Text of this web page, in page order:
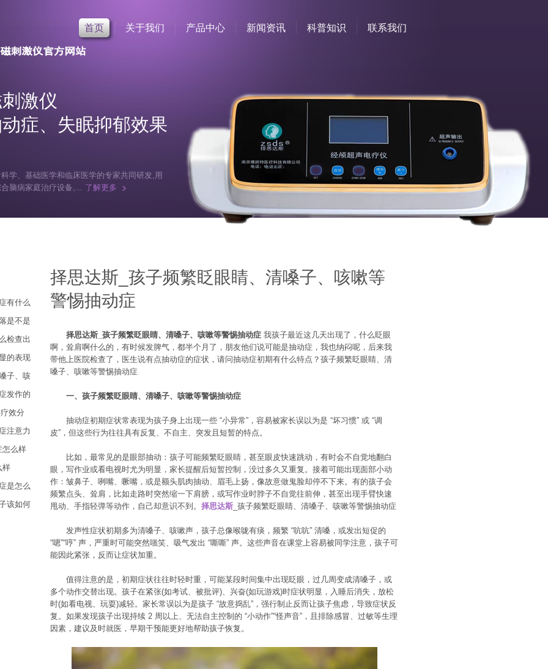
首页 关于我们 产品中心 新闻资讯 科普知识 联系我们
激仪
症、失眠抑郁效果
学、基础医学和临床医学的专家共同研发,用
脑病家庭治疗设备,... 了解更多
有什么
是不是
检查出
的表现
子、咳
发作的
效分
注意力
怎么样
样
是怎么
该如何
择思达斯_孩子频繁眨眼睛、清嗓子、咳嗽等
警惕抽动症
择思达斯_孩子频繁眨眼睛、清嗓子、咳嗽等警惕抽动症 我孩子最近这几天出现了，什么眨眼
啊，耸肩啊什么的，有时候发脾气，都半个月了，朋友他们说可能是抽动症，我也纳闷呢，后来我
带他上医院检查了，医生说有点抽动症的症状，请问抽动症初期有什么特点？孩子频繁眨眼睛、清
嗓子、咳嗽等警惕抽动症
一、孩子频繁眨眼睛、清嗓子、咳嗽等警惕抽动症
抽动症初期症状常表现为孩子身上出现一些 “小异常”，容易被家长误以为是 “坏习惯” 或 “调
皮”，但这些行为往往具有反复、不自主、突发且短暂的特点。
比如，最常见的是眼部抽动：孩子可能频繁眨眼睛，甚至眼皮快速跳动，有时会不自觉地翻白
眼，写作业或看电视时尤为明显，家长提醒后短暂控制，没过多久又重复。接着可能出现面部小动
作：皱鼻子、咧嘴、噘嘴，或是额头肌肉抽动、眉毛上扬，像故意做鬼脸却停不下来。有的孩子会
频繁点头、耸肩，比如走路时突然缩一下肩膀，或写作业时脖子不自觉往前伸，甚至出现手臂快速
甩动、手指轻弹等动作，自己却意识不到。 择思达斯 _孩子频繁眨眼睛、清嗓子、咳嗽等警惕抽动症
发声性症状初期多为清嗓子、咳嗽声，孩子总像喉咙有痰，频繁 “吭吭” 清嗓，或发出短促的
“嗯”“哼” 声，严重时可能突然嗤笑、吸气发出 “嘶嘶” 声。这些声音在课堂上容易被同学注意，孩子可
能因此紧张，反而让症状加重。
值得注意的是，初期症状往往时轻时重，可能某段时间集中出现眨眼，过几周变成清嗓子，或
多个动作交替出现。孩子在紧张(如考试、被批评)、兴奋(如玩游戏)时症状明显，入睡后消失，放松
时(如看电视、玩耍)减轻。家长常误以为是孩子 “故意捣乱”，强行制止反而让孩子焦虑，导致症状反
复。如果发现孩子出现持续 2 周以上、无法自主控制的 “小动作”“怪声音”，且排除感冒、过敏等生理
因素，建议及时就医，早期干预能更好地帮助孩子恢复。